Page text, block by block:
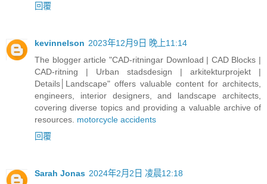
回覆
kevinnelson 2023年12月9日 晚上11:14
The blogger article "CAD-ritningar Download | CAD Blocks |
CAD-ritning | Urban stadsdesign | arkitekturprojekt |
Details│Landscape" offers valuable content for architects,
engineers, interior designers, and landscape architects,
covering diverse topics and providing a valuable archive of
resources. motorcycle accidents
回覆
Sarah Jonas 2024年2月2日 凌晨12:18